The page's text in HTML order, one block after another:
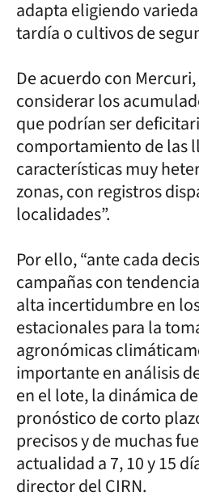
adapta eligiendo
tardía o cultivos de
De acuerdo con
considerar los
que podrían ser
comportamiento de las
características muy
zonas, con registros
localidades”.
Por ello, “ante cada
campañas con
alta incertidumbre en
estacionales para la
agronómicas
importante en análisis
en el lote, la dinámica
pronóstico de corto
precisos y de muchas
actualidad a 7, 10 y 15
director del CIRN.